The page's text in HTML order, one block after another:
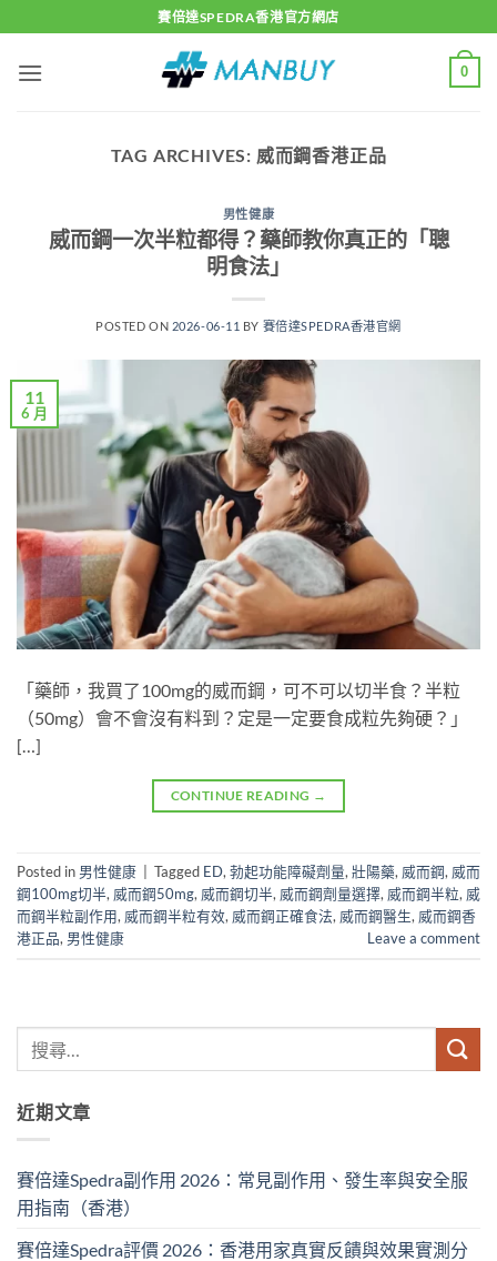
to
content
賽倍達SPEDRA香港官方網店
0
TAG ARCHIVES: 威而鋼香港正品
男性健康
威而鋼一次半粒都得？藥師教你真正的「聰
明食法」
POSTED ON 2026-06-11 BY 賽倍達SPEDRA香港官網
11
6 月
「藥師，我買了100mg的威而鋼，可不可以切半食？半粒
（50mg）會不會沒有料到？定是一定要食成粒先夠硬？」
[…]
CONTINUE READING →
Posted in 男性健康 Tagged ED,勃起功能障礙劑量,壯陽藥, 威而鋼, 威而
鋼100mg切半, 威而鋼50mg, 威而鋼切半, 威而鋼劑量選擇, 威而鋼半粒, 威
而鋼半粒副作用, 威而鋼半粒有效, 威而鋼正確食法, 威而鋼醫生, 威而鋼香
港正品, 男性健康 Leave a comment
近期文章
賽倍達Spedra副作用 2026：常見副作用、發生率與安全服
用指南（香港）
賽倍達Spedra評價 2026：香港用家真實反饋與效果實測分